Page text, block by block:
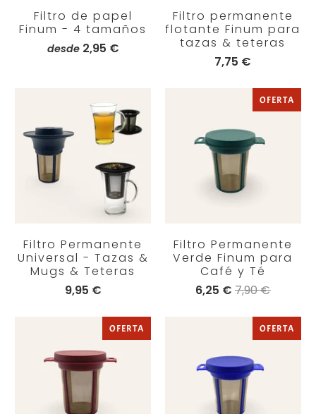
Filtro de papel
Finum - 4 tamaños
desde 2,95 €
Filtro permanente
flotante Finum para
tazas & teteras
7,75 €
Filtro Permanente
Universal - Tazas &
Mugs & Teteras
9,95 €
OFERTA
Filtro Permanente
Verde Finum para
Café y Té
6,25 €7,90 €
OFERTA OFERTA